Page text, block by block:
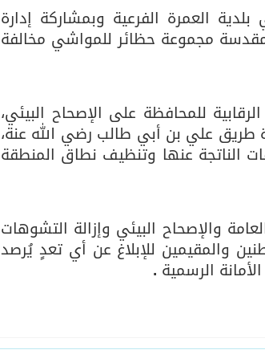
العمرة الفرعية وبمشاركة إدارة
مجموعة حظائر للمواشي مخالفة
للمحافظة على الإصحاح البيئي،
طريق علي بن أبي طالب رضي الله عنة،
ورفع المخلّفات الناتجة عنها وتنظيف نطاق المنطقة
والإصحاح البيئي وإزالة التشوهات
والمقيمين للإبلاغ عن أي تعدٍ يُرصد
.